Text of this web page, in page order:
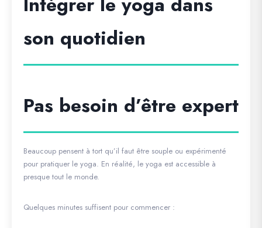
son quotidien
Pas besoin d’être expert
Beaucoup pensent à tort qu’il faut être souple ou expérimenté
pour pratiquer le yoga. En réalité, le yoga est accessible à
presque tout le monde.
Quelques minutes suffisent pour commencer :